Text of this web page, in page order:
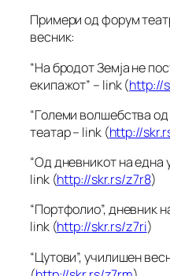
Примери од форум
весник:
“На бродот Земја не
екипажот” – link (http://
“Големи волшебства
театар – link (http://
“Од дневникот на една
link (http://skr.rs/z7r8)
“Портфолио”, дневник
link (http://skr.rs/z7ri)
“Цутови”, училишен